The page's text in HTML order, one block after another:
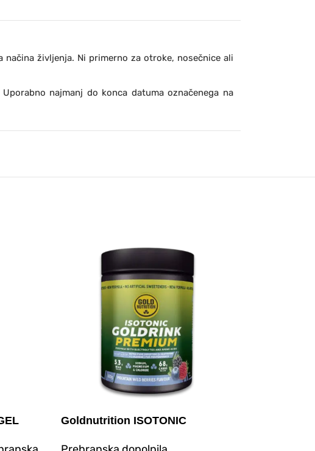
življenja. Ni primerno za otroke, nosečnice ali
najmanj do konca datuma označenega na
Goldnutrition ISOTONIC
GOLDRINK PREMIUM 500g